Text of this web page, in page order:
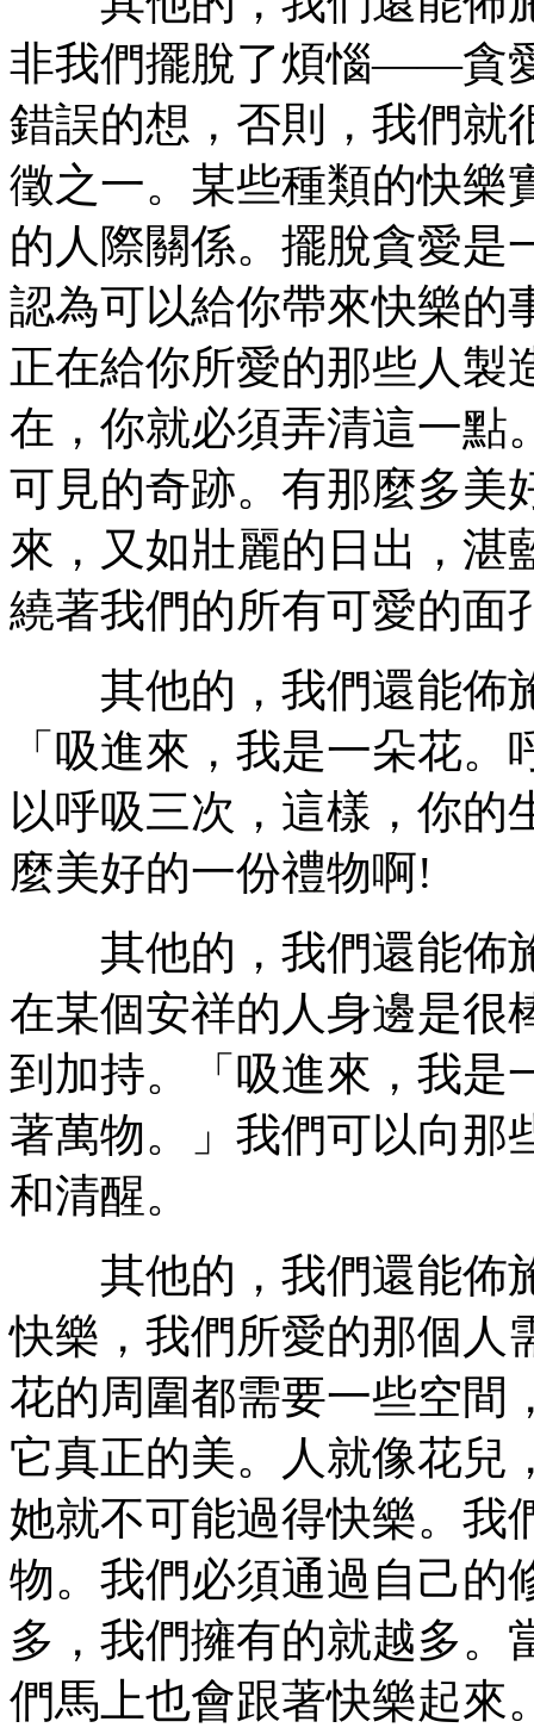
非我們擺脫了煩惱——貪
錯誤的想，否則，我們就
徵之一。某些種類的快樂
的人際關係。擺脫貪愛是
認為可以給你帶來快樂的
正在給你所愛的那些人製
在，你就必須弄清這一點
可見的奇跡。有那麼多美
來，又如壯麗的日出，湛
繞著我們的所有可愛的面
其他的，我們還能佈
「吸進來，我是一朵花
以呼吸三次，這樣，你的
麼美好的一份禮物啊!
其他的，我們還能佈
在某個安祥的人身邊是很
到加持。「吸進來，我是
著萬物。」我們可以向那
和清醒。
其他的，我們還能佈
快樂，我們所愛的那個人
花的周圍都需要一些空間
它真正的美。人就像花兒
她就不可能過得快樂。我
物。我們必須通過自己的
多，我們擁有的就越多。
們馬上也會跟著快樂起來